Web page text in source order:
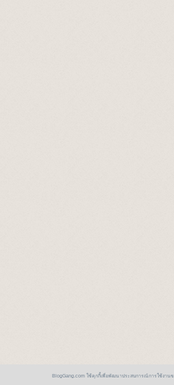
BlogGang.com ใช้คุกกี้เพื่อพัฒนาประสบการณ์การใช้งาน